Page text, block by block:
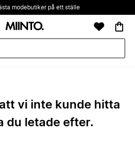
modebutiker på ett ställe
vi inte kunde hitta
du letade efter.